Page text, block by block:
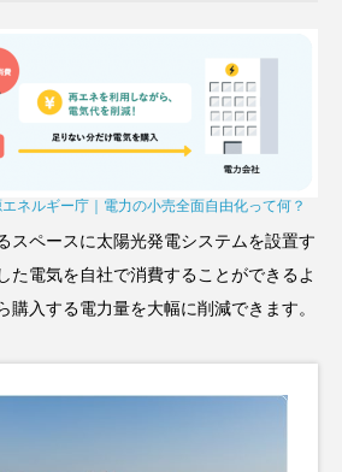
ネルギー庁｜電力の小売全面自由化って何？
スペースに太陽光発電システムを設置す
た電気を自社で消費することができるよ
購入する電力量を大幅に削減できます。